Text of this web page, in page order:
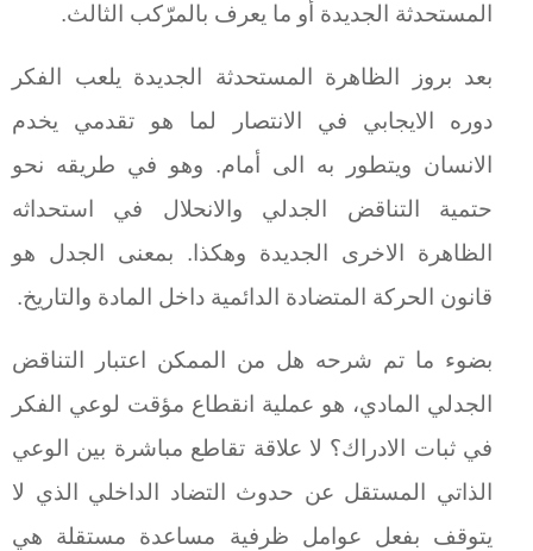
المستحدثة الجديدة أو ما يعرف بالمرّكب الثالث.
بعد بروز الظاهرة المستحدثة الجديدة يلعب الفكر
دوره الايجابي في الانتصار لما هو تقدمي يخدم
الانسان ويتطور به الى أمام. وهو في طريقه نحو
حتمية التناقض الجدلي والانحلال في استحداثه
الظاهرة الاخرى الجديدة وهكذا. بمعنى الجدل هو
قانون الحركة المتضادة الدائمية داخل المادة والتاريخ.
بضوء ما تم شرحه هل من الممكن اعتبار التناقض
الجدلي المادي، هو عملية انقطاع مؤقت لوعي الفكر
في ثبات الادراك؟ لا علاقة تقاطع مباشرة بين الوعي
الذاتي المستقل عن حدوث التضاد الداخلي الذي لا
يتوقف بفعل عوامل ظرفية مساعدة مستقلة هي